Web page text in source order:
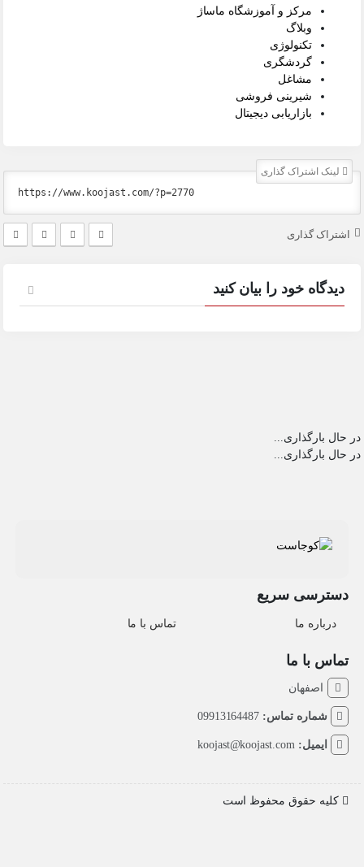
مرکز و آموزشگاه ماساژ
وبلاگ
تکنولوژی
گردشگری
مشاغل
شیرینی فروشی
بازاریابی دیجیتال
لینک اشتراک گذاری
اشتراک گذاری
دیدگاه خود را بیان کنید
در حال بارگذاری...
در حال بارگذاری...
دسترسی سریع
درباره ما تماس با ما
تماس با ما
اصفهان
شماره تماس: 09913164487
ایمیل:koojast@koojast.com
کلیه حقوق محفوظ است